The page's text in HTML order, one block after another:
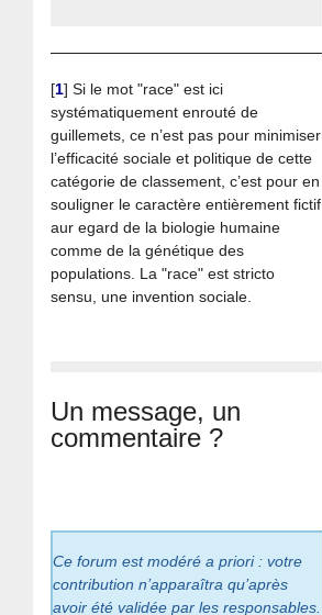
[1]Si le mot "race" est ici
systématiquement enrouté de
guillemets, ce n’est pas pour minimiser
l’efficacité sociale et politique de cette
catégorie de classement, c’est pour en
souligner le caractère entièrement fictif
aur egard de la biologie humaine
comme de la génétique des
populations. La "race" est stricto
sensu, une invention sociale.
Un message, un
commentaire ?
Ce forum est modéré a priori : votre
contribution n’apparaîtra qu’après
avoir été validée par les responsables.